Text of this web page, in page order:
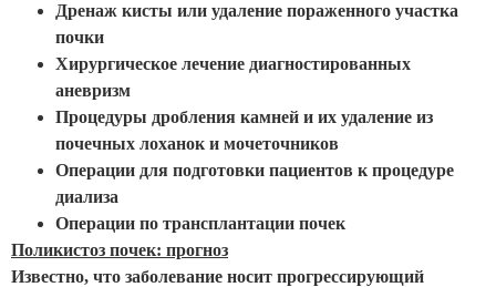
Дренаж кисты или удаление пораженного участка
почки
Хирургическое лечение диагностированных
аневризм
Процедуры дробления камней и их удаление из
почечных лоханок и мочеточников
Операции для подготовки пациентов к процедуре
диализа
Операции по трансплантации почек
Поликистоз почек: прогноз
Известно, что заболевание носит прогрессирующий